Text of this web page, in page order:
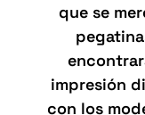
que se
impresión
con los